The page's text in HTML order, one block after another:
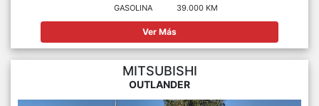
GASOLINA
39.000 KM
Ver Más
MITSUBISHI
OUTLANDER